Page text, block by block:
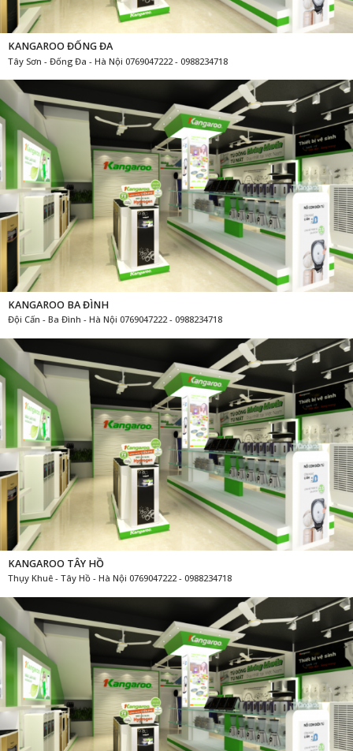
KANGAROO ĐỐNG ĐA
Tây Sơn - Đống Đa - Hà Nội 0769047222 - 0988234718
KANGAROO BA ĐÌNH
Đội Cấn - Ba Đình - Hà Nội 0769047222 - 0988234718
KANGAROO TÂY HỒ
Thụy Khuê - Tây Hồ - Hà Nội 0769047222 - 0988234718